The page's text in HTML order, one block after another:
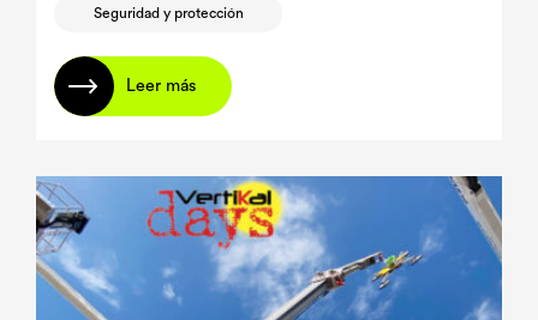
Seguridad y protección
Leer más